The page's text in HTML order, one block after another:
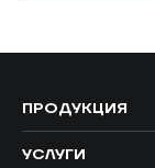
ПРОДУКЦИЯ
УСЛУГИ